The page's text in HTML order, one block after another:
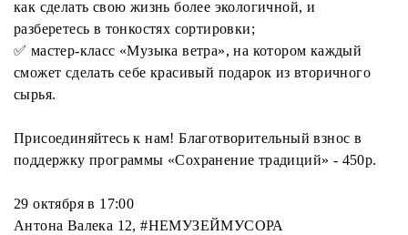
как сделать свою жизнь более экологичной, и
разберетесь в тонкостях сортировки;
✅ мастер-класс «Музыка ветра», на котором каждый
сможет сделать себе красивый подарок из вторичного
сырья.
Присоединяйтесь к нам! Благотворительный взнос в
поддержку программы «Сохранение традиций» - 450р.
29 октября в 17:00
Антона Валека 12, #НЕМУЗЕЙМУСОРА